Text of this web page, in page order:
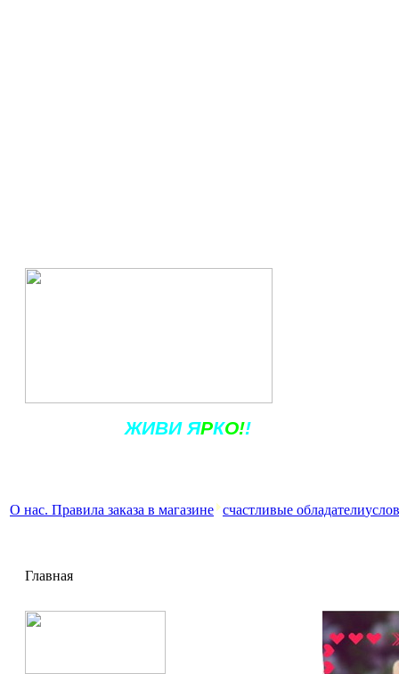
ЖИВИ ЯРКО!!
О нас. Правила заказа в магазине счастливые обладатели
Главная